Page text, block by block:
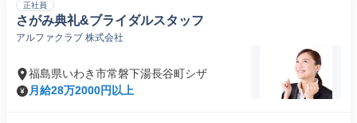
正社員
さがみ典礼&ブライダルスタッフ
アルファクラブ 株式会社
福島県いわき市常磐下湯長谷町シザ
月給28万2000円以上